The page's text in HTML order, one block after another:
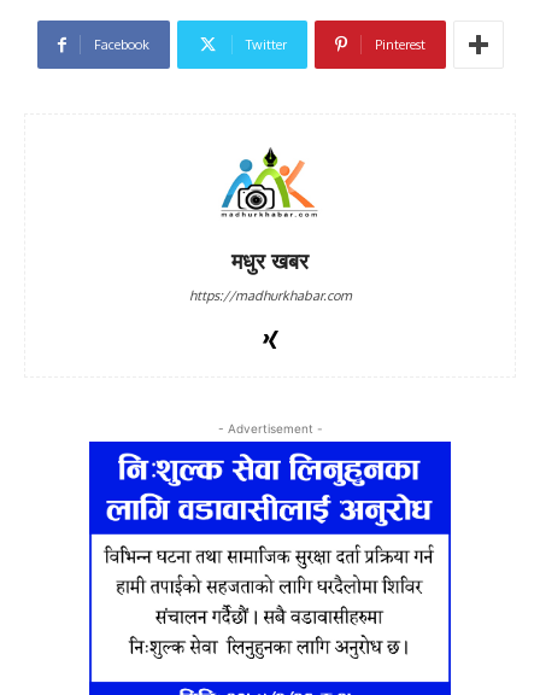
Facebook Twitter Pinterest
मधुर खबर
https://madhurkhabar.com
- Advertisement -